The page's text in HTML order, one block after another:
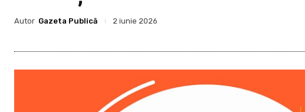
Autor Gazeta Publică 2 iunie 2026